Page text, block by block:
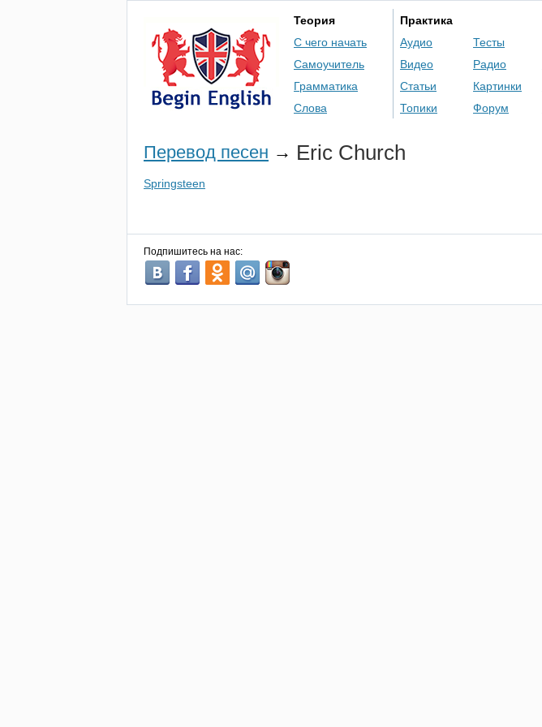
Теория
С чего начать
Самоучитель
Грамматика
Слова
Практика
Аудио
Видео
Статьи
Топики
Тесты
Радио
Картинки
Форум
Перевод песен → Eric Church
Springsteen
Подпишитесь на нас: